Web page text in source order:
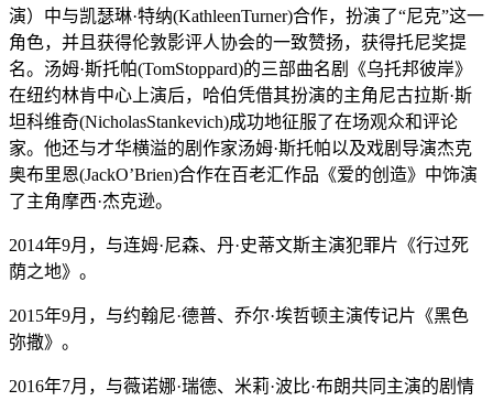
演）中与凯瑟琳·特纳(KathleenTurner)合作，扮演了“尼克”这一
角色，并且获得伦敦影评人协会的一致赞扬，获得托尼奖提
名。汤姆·斯托帕(TomStoppard)的三部曲名剧《乌托邦彼岸》
在纽约林肯中心上演后，哈伯凭借其扮演的主角尼古拉斯·斯
坦科维奇(NicholasStankevich)成功地征服了在场观众和评论
家。他还与才华横溢的剧作家汤姆·斯托帕以及戏剧导演杰克
奥布里恩(JackO’Brien)合作在百老汇作品《爱的创造》中饰演
了主角摩西·杰克逊。
2014年9月，与连姆·尼森、丹·史蒂文斯主演犯罪片《行过死
荫之地》。
2015年9月，与约翰尼·德普、乔尔·埃哲顿主演传记片《黑色
弥撒》。
2016年7月，与薇诺娜·瑞德、米莉·波比·布朗共同主演的剧情